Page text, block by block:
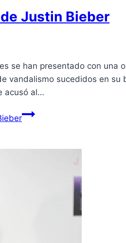
Justin Bieber
se han presentado con
vandalismo sucedidos en
acusó al…